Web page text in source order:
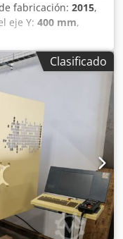
fabricación: 2015,
eje Y: 400 mm,
ejes:
AgieCharmilles
Cuenta con un
del eje Y de 400
está buscando
alta calidad,
30 que
para más
Clasificado